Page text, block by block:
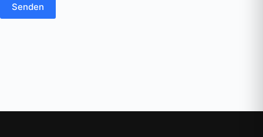
Senden